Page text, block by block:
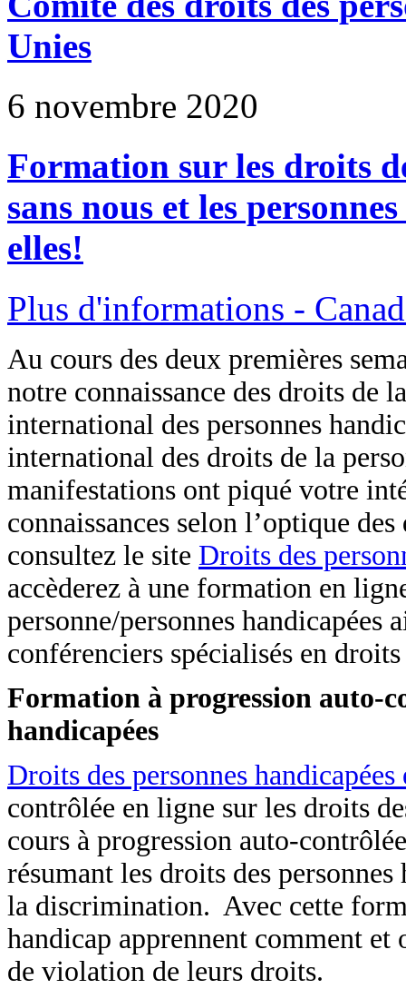
Unies
6 novembre 2020
Formation sur les droits
sans nous et les
elles!
Plus d'informations -
Au cours des deux premières
notre connaissance des droits de
international des personnes
international des droits de la
manifestations ont piqué votre
connaissances selon l’optique
consultez le site Droits des
accèderez à une formation en
personne/personnes handicapées
conférenciers spécialisés en
Formation à progression auto-
handicapées
Droits des personnes
contrôlée en ligne sur les droits
cours à progression auto-
résumant les droits des
la discrimination. Avec cette
handicap apprennent comment et
de violation de leurs droits.